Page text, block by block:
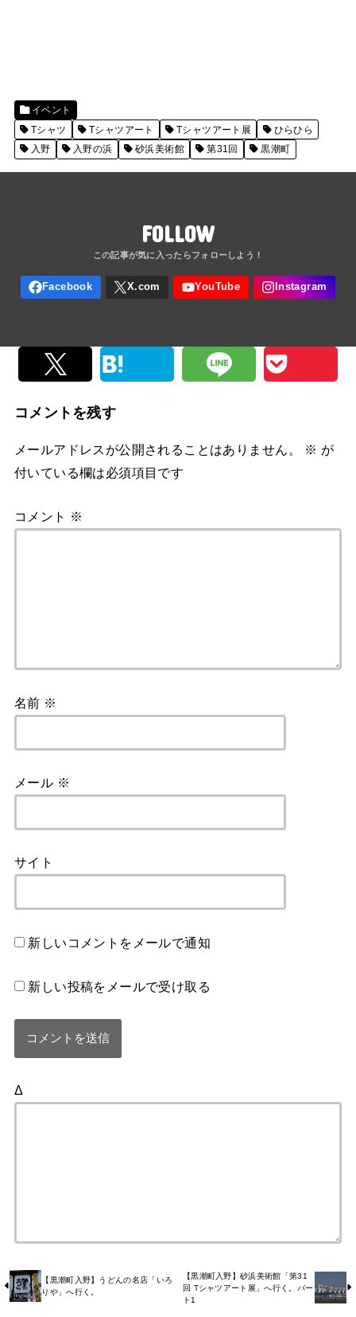
イベント
Tシャツ
Tシャツアート Tシャツアート展
ひらひら
入野
入野の浜 砂浜美術館 第31回 黒潮町
FOLLOW
コメントを残す
メールアドレスが公開されることはありません。 ※ が
付いている欄は必須項目です
コメント ※
名前 ※
メール ※
サイト
新しいコメントをメールで通知
新しい投稿をメールで受け取る
Δ
【黒潮町入野】うどんの名店「いろ
りや」へ行く。
【黒潮町入野】砂浜美術館「第31
回 Tシャツアート展」へ行く。パー
ト1